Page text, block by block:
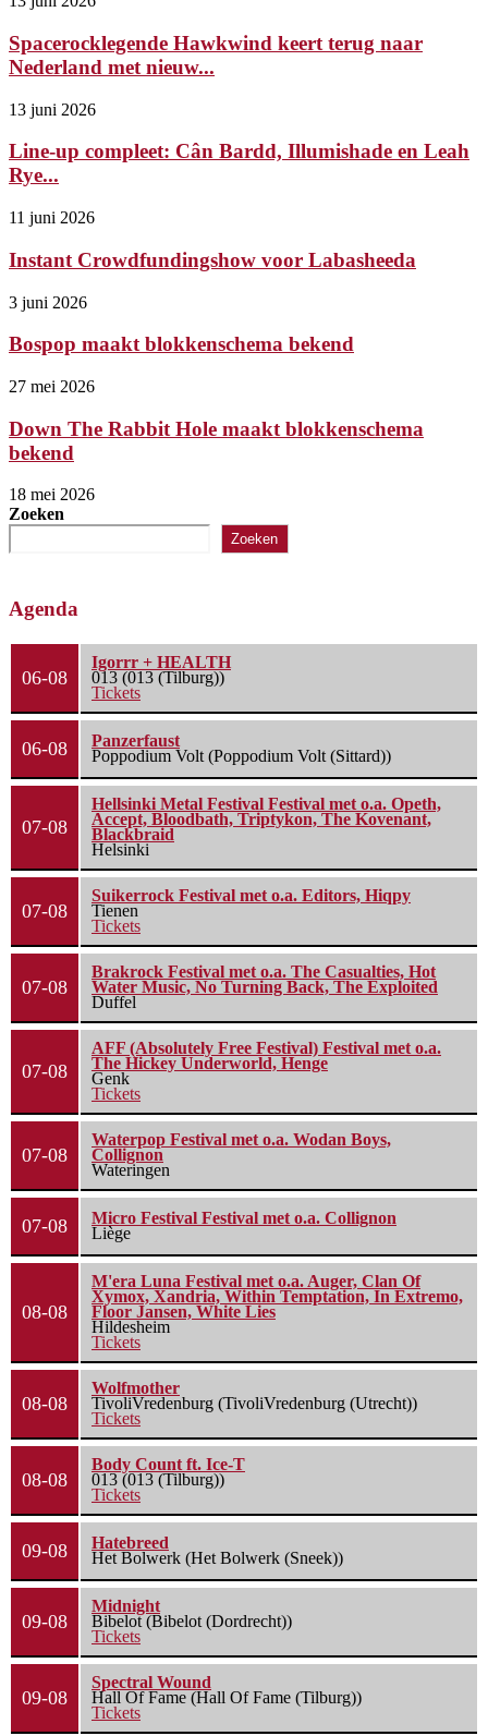
Spacerocklegende Hawkwind keert terug naar
Nederland met nieuw...
13 juni 2026
Line-up compleet: Cân Bardd, Illumishade en Leah
Rye...
11 juni 2026
Instant Crowdfundingshow voor Labasheeda
3 juni 2026
Bospop maakt blokkenschema bekend
27 mei 2026
Down The Rabbit Hole maakt blokkenschema
bekend
18 mei 2026
Zoeken
Zoeken
Agenda
06-08
Igorrr + HEALTH
013 (013 (Tilburg))
Tickets
06-08
Panzerfaust
Poppodium Volt (Poppodium Volt (Sittard))
07-08
Hellsinki Metal Festival Festival met o.a. Opeth,
Accept, Bloodbath, Triptykon, The Kovenant,
Blackbraid
Helsinki
07-08
Suikerrock Festival met o.a. Editors, Hiqpy
Tienen
Tickets
07-08
Brakrock Festival met o.a. The Casualties, Hot
Water Music, No Turning Back, The Exploited
Duffel
07-08
AFF (Absolutely Free Festival) Festival met o.a.
The Hickey Underworld, Henge
Genk
Tickets
07-08
Waterpop Festival met o.a. Wodan Boys,
Collignon
Wateringen
07-08
Micro Festival Festival met o.a. Collignon
Liège
08-08
M'era Luna Festival met o.a. Auger, Clan Of
Xymox, Xandria, Within Temptation, In Extremo,
Floor Jansen, White Lies
Hildesheim
Tickets
08-08
Wolfmother
TivoliVredenburg (TivoliVredenburg (Utrecht))
Tickets
08-08
Body Count ft. Ice-T
013 (013 (Tilburg))
Tickets
09-08
Hatebreed
Het Bolwerk (Het Bolwerk (Sneek))
09-08
Midnight
Bibelot (Bibelot (Dordrecht))
Tickets
09-08
Spectral Wound
Hall Of Fame (Hall Of Fame (Tilburg))
Tickets